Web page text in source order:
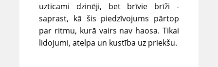
uzticami dzinēji, bet brīvie brīži -
saprast, kā šis piedzīvojums pārtop
par ritmu, kurā vairs nav haosa. Tikai
lidojumi, atelpa un kustība uz priekšu.